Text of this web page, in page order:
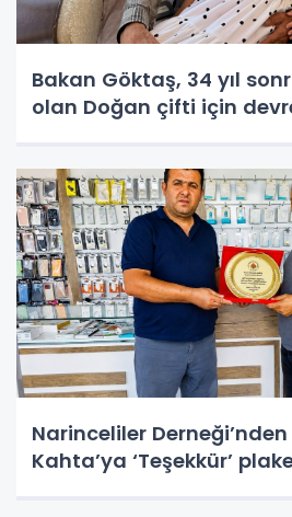
Bakan Göktaş, 34 yıl
olan Doğan çifti için
Narinceliler
Kahta’ya ‘Teşekkür’